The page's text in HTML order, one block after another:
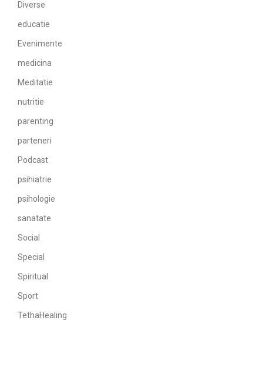
Diverse
educatie
Evenimente
medicina
Meditatie
nutritie
parenting
parteneri
Podcast
psihiatrie
psihologie
sanatate
Social
Special
Spiritual
Sport
TethaHealing